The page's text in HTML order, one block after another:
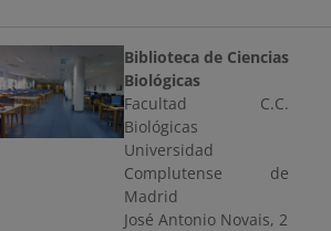
Biblioteca de Ciencias
Biológicas
Facultad C.C.
Biológicas
Universidad
Complutense de
Madrid
José Antonio Novais, 2